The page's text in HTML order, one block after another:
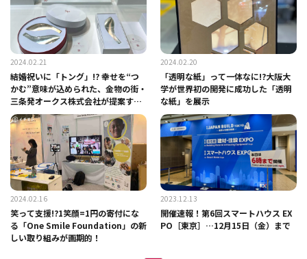
2024.02.21
結婚祝いに「トング」!? 幸せを“つ
かむ”意味が込められた、金物の街・
三条発オークス株式会社が提案する
新しい結婚ギフト
2024.02.20
「透明な紙」って一体なに!?大阪大
学が世界初の開発に成功した「透明
な紙」を展示
2024.02.16
笑って支援!?1笑顔=1円の寄付にな
る「One Smile Foundation」の新
しい取り組みが画期的！
2023.12.13
開催速報！第6回スマートハウス EX
PO［東京］…12月15日（金）まで